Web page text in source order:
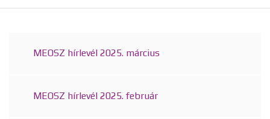
MEOSZ hírlevél 2025. március
MEOSZ hírlevél 2025. február